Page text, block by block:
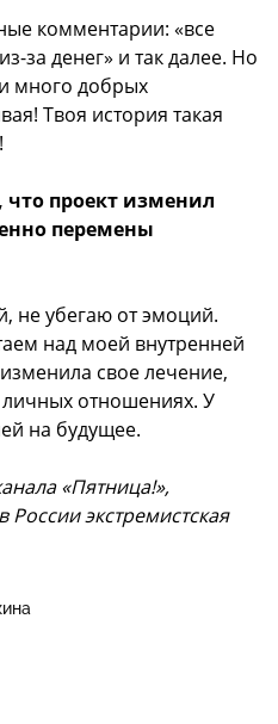
комментарии: «все
за денег» и так далее. Но
много добрых
Твоя история такая
проект изменил
перемены
не убегаю от эмоций.
над моей внутренней
свое лечение,
личных отношениях. У
на будущее.
«Пятница!»,
экстремистская